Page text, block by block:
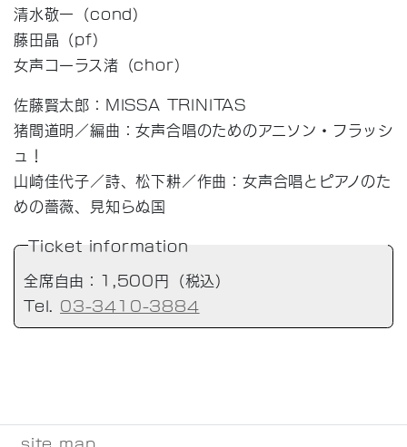
清水敬一（cond）
藤田晶（pf）
女声コーラス渚（chor）
佐藤賢太郎：MISSA TRINITAS
猪間道明／編曲：女声合唱のためのアニソン・フラッシ
ュ！
山崎佳代子／詩、松下耕／作曲：女声合唱とピアノのた
めの薔薇、見知らぬ国
Ticket information
全席自由：1,500円（税込）
Tel. 03-3410-3884